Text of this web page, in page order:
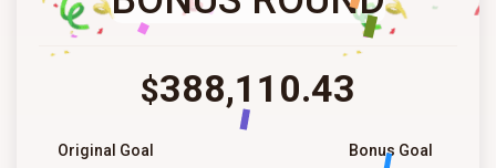
$388,110.43
Bonus Goal
Original Goal